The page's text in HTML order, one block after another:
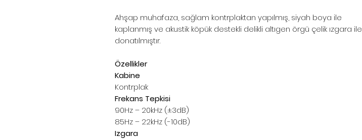
Ahşap muhafaza, sağlam kontrplaktan yapılmış, siyah boya ile
kaplanmış ve akustik köpük destekli delikli altıgen örgü çelik ızgara ile
donatılmıştır.
Özellikler
Kabine
Kontrplak
Frekans Tepkisi
90Hz – 20kHz (±3dB)
85Hz – 22kHz (-10dB)
Izgara